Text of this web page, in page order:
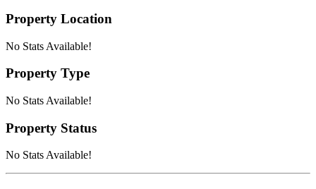
Property Location
No Stats Available!
Property Type
No Stats Available!
Property Status
No Stats Available!